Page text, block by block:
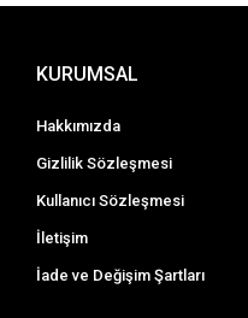
KURUMSAL
Hakkımızda
Gizlilik Sözleşmesi
Kullanıcı Sözleşmesi
İletişim
İade ve Değişim Şartları